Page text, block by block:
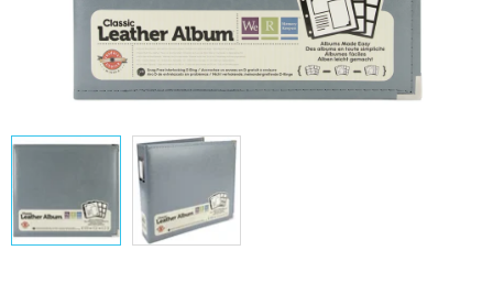
Kontakty Moje objednávka
Oblíbené ♥️
Hodnocení obchodu
Obchodní podmínky
Jak nakupovat